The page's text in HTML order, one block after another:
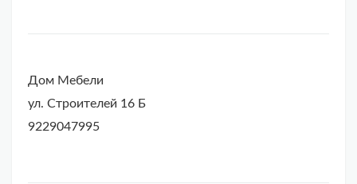
Дом Мебели
ул. Строителей 16 Б
9229047995